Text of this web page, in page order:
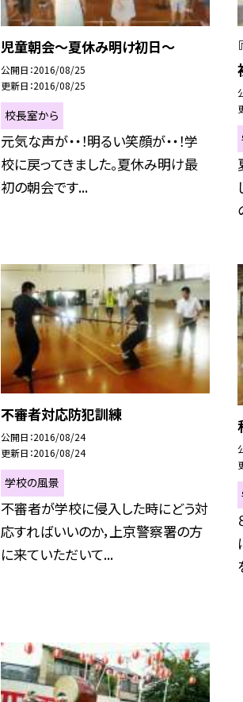
児童朝会〜夏休み明け初日〜
公開日 2016/08/25
更新日 2016/08/25
校長室から
元気な声が・・！明るい笑顔が・・！学
校に戻ってきました。夏休み明け最
初の朝会です...
不審者対応防犯訓練
公開日 2016/08/24
更新日 2016/08/24
学校の風景
不審者が学校に侵入した時にどう対
応すればいいのか，上京警察署の方
に来ていただいて...